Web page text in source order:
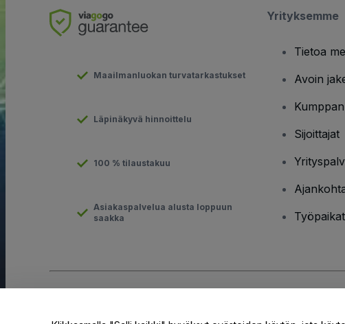
Maailmanluokan turvatarkastukset
Läpinäkyvä hinnoittelu
100 % tilaustakuu
Asiakaspalvelua alusta loppuun
saakka
Yrityksemme
Tietoa
Avoin
Sijoittajat
Työpaikat